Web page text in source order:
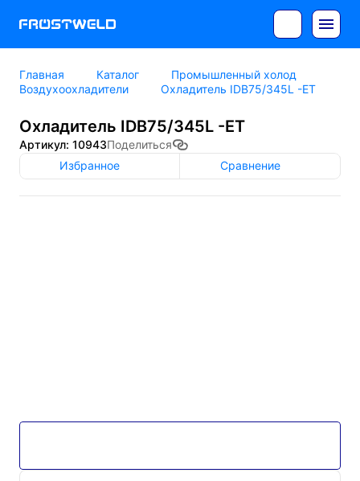
Главная Каталог
Промышленный холод
Воздухоохладители
Охладитель IDB75/345L -ET
Охладитель IDB75/345L -ET
Артикул: 10943Поделиться
Избранное
Сравнение